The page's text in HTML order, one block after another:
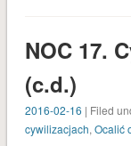
NOC 17.
(c.d.)
2016-02-16 | Filed
cywilizacjach, Ocalić